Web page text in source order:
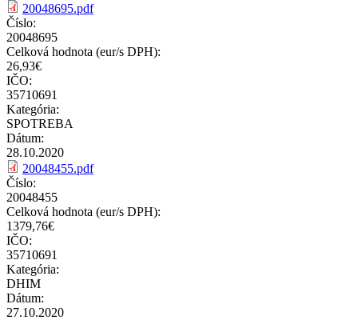
20048695.pdf
Číslo:
20048695
Celková hodnota (eur/s DPH):
26,93€
IČO:
35710691
Kategória:
SPOTREBA
Dátum:
28.10.2020
20048455.pdf
Číslo:
20048455
Celková hodnota (eur/s DPH):
1379,76€
IČO:
35710691
Kategória:
DHIM
Dátum:
27.10.2020